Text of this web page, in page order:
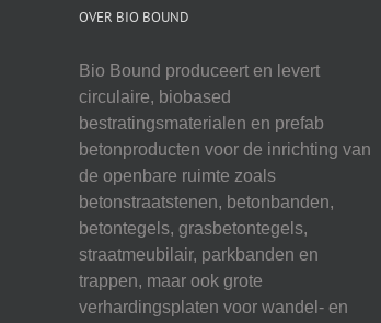
OVER BIO BOUND
Bio Bound produceert en levert
circulaire, biobased
bestratingsmaterialen en prefab
betonproducten voor de inrichting van
de openbare ruimte zoals
betonstraatstenen, betonbanden,
betontegels, grasbetontegels,
straatmeubilair, parkbanden en
trappen, maar ook grote
verhardingsplaten voor wandel- en